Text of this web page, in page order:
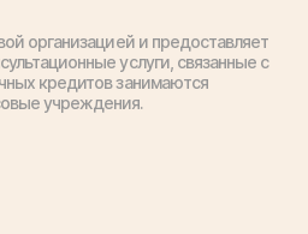
организацией и предоставляет
услуги, связанные с
кредитов занимаются
учреждения.